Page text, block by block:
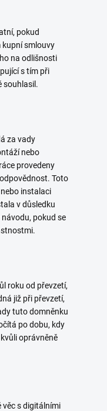
pokud
kupní smlouvy
na odlišnosti
s tím při
souhlasil.
za vady
nebo
provedeny
Toto
instalaci
v důsledku
pokud se
roku od převzetí,
již při převzetí,
tuto domněnku
po dobu, kdy
oprávněně
věc s digitálními